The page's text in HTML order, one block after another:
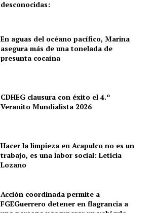
desconocidas:
En aguas del océano pacífico, Marina
asegura más de una tonelada de
presunta cocaína
CDHEG clausura con éxito el 4.º
Veranito Mundialista 2026
Hacer la limpieza en Acapulco no es un
trabajo, es una labor social: Leticia
Lozano
Acción coordinada permite a
FGEGuerrero detener en flagrancia a